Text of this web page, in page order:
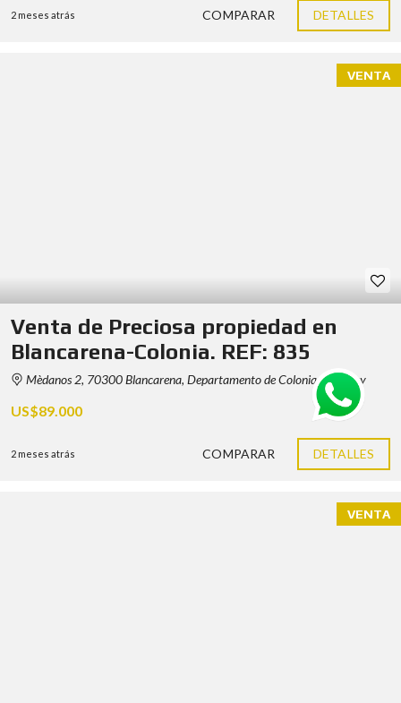
2 meses atrás COMPARAR DETALLES
VENTA
Venta de Preciosa propiedad en
Blancarena-Colonia. REF: 835
Mèdanos 2, 70300 Blancarena, Departamento de Colonia, Uruguay
US$89.000
2 meses atrás COMPARAR DETALLES
VENTA